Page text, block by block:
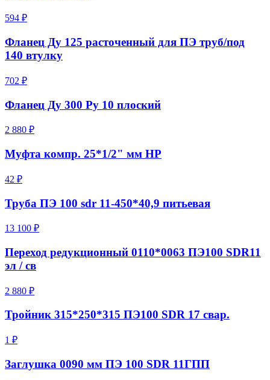
594 ₽
Фланец Ду 125 расточенный для ПЭ труб/под
140 втулку
702 ₽
Фланец Ду 300 Ру 10 плоский
2 880 ₽
Муфта компр. 25*1/2" мм НР
42 ₽
Труба ПЭ 100 sdr 11-450*40,9 питьевая
13 100 ₽
Переход редукционный 0110*0063 ПЭ100 SDR11
эл / св
2 880 ₽
Тройник 315*250*315 ПЭ100 SDR 17 свар.
1 ₽
Заглушка 0090 мм ПЭ 100 SDR 11ГПП